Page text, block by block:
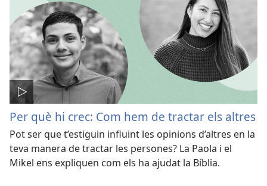
Per què hi crec: Com hem de tractar els altres
Pot ser que t’estiguin influint les opinions d’altres en la
teva manera de tractar les persones? La Paola i el
Mikel ens expliquen com els ha ajudat la Bíblia.